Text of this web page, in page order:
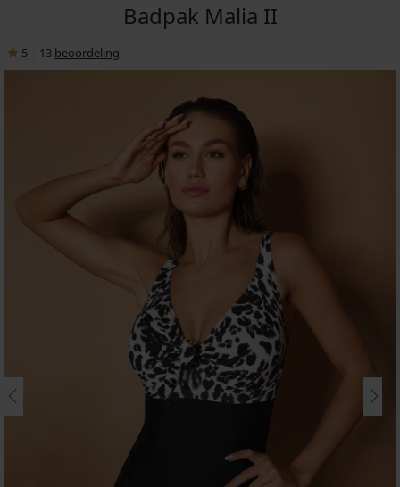
Badpak Malia II
5 13 beoordeling